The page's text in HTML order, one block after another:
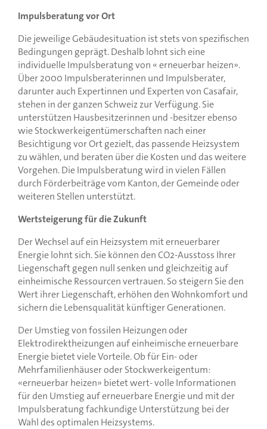
Impulsberatung vor Ort
Die jeweilige Gebäudesituation ist stets von spezifischen
Bedingungen geprägt. Deshalb lohnt sich eine
individuelle Impulsberatung von « erneuerbar heizen».
Über 2000 Impulsberaterinnen und Impulsberater,
darunter auch Expertinnen und Experten von Casafair,
stehen in der ganzen Schweiz zur Verfügung. Sie
unterstützen Hausbesitzerinnen und -besitzer ebenso
wie Stockwerkeigentümerschaften nach einer
Besichtigung vor Ort gezielt, das passende Heizsystem
zu wählen, und beraten über die Kosten und das weitere
Vorgehen. Die Impulsberatung wird in vielen Fällen
durch Förderbeiträge vom Kanton, der Gemeinde oder
weiteren Stellen unterstützt.
Wertsteigerung für die Zukunft
Der Wechsel auf ein Heizsystem mit erneuerbarer
Energie lohnt sich. Sie können den CO2-Ausstoss Ihrer
Liegenschaft gegen null senken und gleichzeitig auf
einheimische Ressourcen vertrauen. So steigern Sie den
Wert ihrer Liegenschaft, erhöhen den Wohnkomfort und
sichern die Lebensqualität künftiger Generationen.
Der Umstieg von fossilen Heizungen oder
Elektrodirektheizungen auf einheimische erneuerbare
Energie bietet viele Vorteile. Ob für Ein- oder
Mehrfamilienhäuser oder Stockwerkeigentum:
«erneuerbar heizen» bietet wert- volle Informationen
für den Umstieg auf erneuerbare Energie und mit der
Impulsberatung fachkundige Unterstützung bei der
Wahl des optimalen Heizsystems.